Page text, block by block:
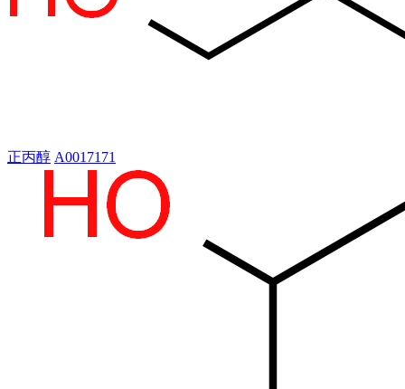
正丙醇 A0017171